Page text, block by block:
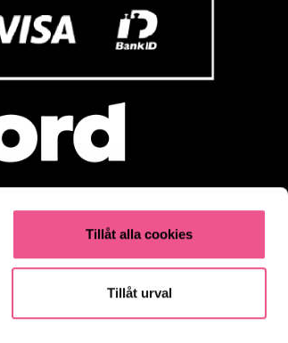
Tillåt alla cookies
Tillåt urval